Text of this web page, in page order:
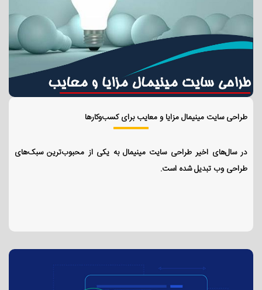
طراحی سایت مینیمال مزایا و معایب برای کسب‌وکارها
در سال‌های اخیر طراحی سایت مینیمال به یکی از محبوب‌ترین سبک‌های
طراحی وب تبدیل شده است.